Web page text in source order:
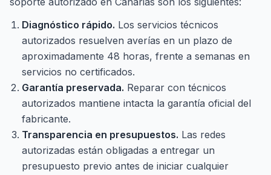
Diagnóstico rápido. Los servicios técnicos
autorizados resuelven averías en un plazo de
aproximadamente 48 horas, frente a semanas en
servicios no certificados.
Garantía preservada. Reparar con técnicos
autorizados mantiene intacta la garantía oficial del
fabricante.
Transparencia en presupuestos. Las redes
autorizadas están obligadas a entregar un
presupuesto previo antes de iniciar cualquier